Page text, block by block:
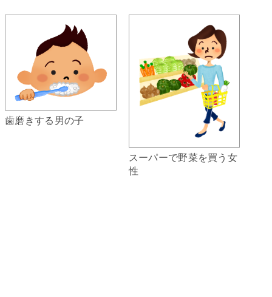
歯磨きする男の子
スーパーで野菜を買う女
性